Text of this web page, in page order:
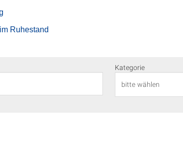
Ruhestand
Kategorie